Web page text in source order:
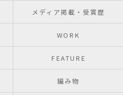
メディア掲載・受賞歴
WORK
FEATURE
編み物